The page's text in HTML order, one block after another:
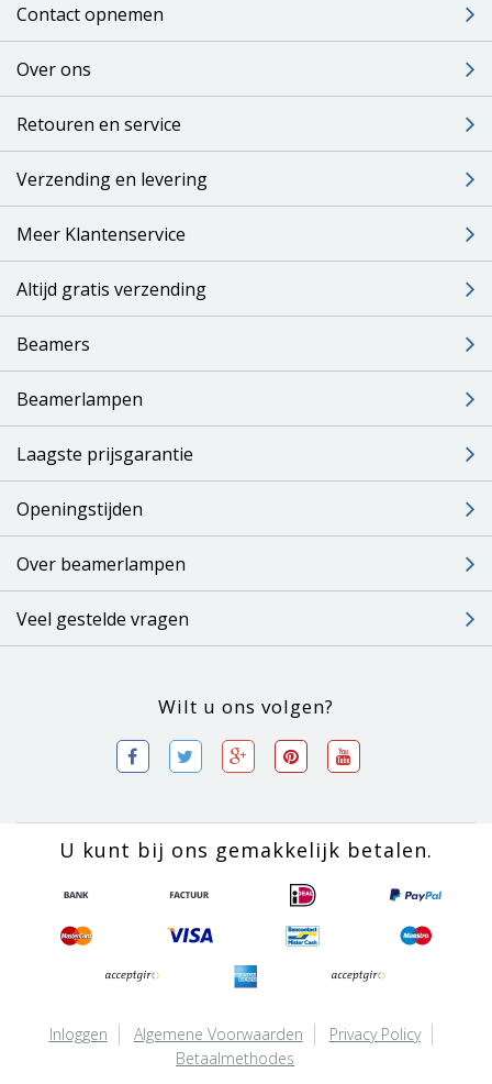
Contact opnemen
Over ons
Retouren en service
Verzending en levering
Meer Klantenservice
Altijd gratis verzending
Beamers
Beamerlampen
Laagste prijsgarantie
Openingstijden
Over beamerlampen
Veel gestelde vragen
Wilt u ons volgen?
U kunt bij ons gemakkelijk betalen.
Inloggen Algemene Voorwaarden
Privacy Policy
Betaalmethodes